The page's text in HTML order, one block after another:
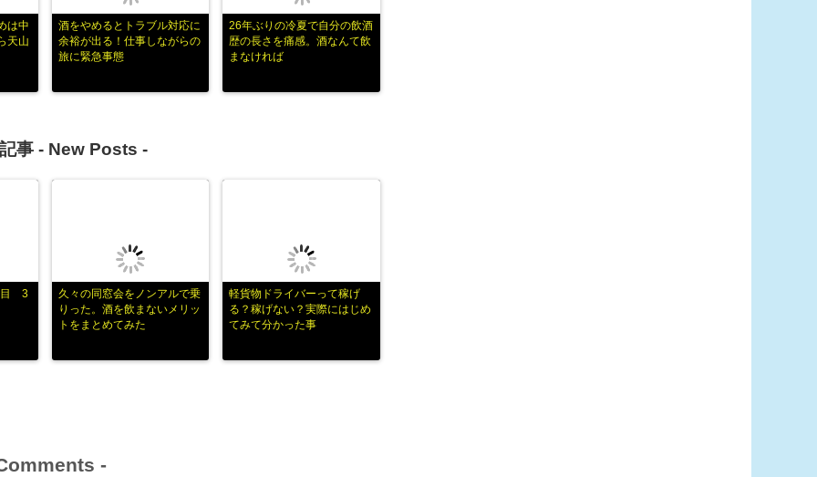
は中
天山
酒をやめるとトラブル対応に
余裕が出る！仕事しながらの
旅に緊急事態
26年ぶりの冷夏で自分の飲酒
歴の長さを痛感。酒なんて飲
まなければ
事 - New Posts -
目 3
久々の同窓会をノンアルで乗
りった。酒を飲まないメリッ
トをまとめてみた
軽貨物ドライバーって稼げ
る？稼げない？実際にはじめ
てみて分かった事
-